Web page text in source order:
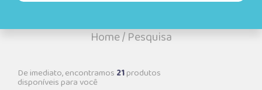
Home/Pesquisa
De imediato, encontramos 21produtos
disponíveis para você